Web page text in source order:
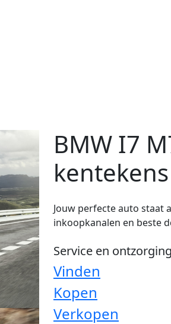
BMW I7
Jouw perfecte auto staat
inkoopkanalen en beste
Service en
Vinden
Kopen
Verkopen